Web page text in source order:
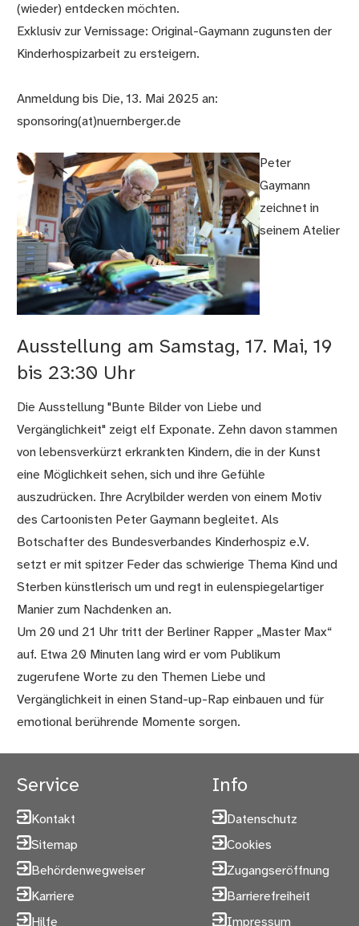
(wieder) entdecken möchten.
Exklusiv zur Vernissage: Original-Gaymann zugunsten der
Kinderhospizarbeit zu ersteigern.
Anmeldung bis Die, 13. Mai 2025 an:
sponsoring(at)nuernberger.de
Peter
Gaymann
zeichnet in
seinem Atelier
Ausstellung am Samstag, 17. Mai, 19
bis 23:30 Uhr
Die Ausstellung "Bunte Bilder von Liebe und
Vergänglichkeit" zeigt elf Exponate. Zehn davon stammen
von lebensverkürzt erkrankten Kindern, die in der Kunst
eine Möglichkeit sehen, sich und ihre Gefühle
auszudrücken. Ihre Acrylbilder werden von einem Motiv
des Cartoonisten Peter Gaymann begleitet. Als
Botschafter des Bundesverbandes Kinderhospiz e.V.
setzt er mit spitzer Feder das schwierige Thema Kind und
Sterben künstlerisch um und regt in eulenspiegelartiger
Manier zum Nachdenken an.
Um 20 und 21 Uhr tritt der Berliner Rapper „Master Max“
auf. Etwa 20 Minuten lang wird er vom Publikum
zugerufene Worte zu den Themen Liebe und
Vergänglichkeit in einen Stand-up-Rap einbauen und für
emotional berührende Momente sorgen.
Service
Kontakt
Sitemap
Behördenwegweiser
Karriere
Hilfe
Info
Datenschutz
Cookies
Zugangseröffnung
Barrierefreiheit
Impressum